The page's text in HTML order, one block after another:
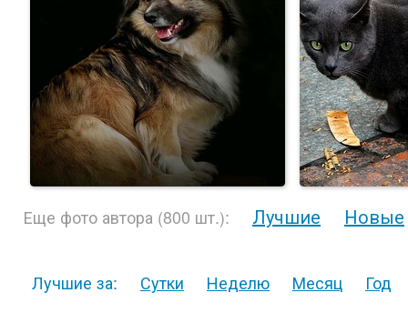
Еще фото автора (800 шт.): Лучшие Новые
Лучшие за: Сутки Неделю Месяц Год